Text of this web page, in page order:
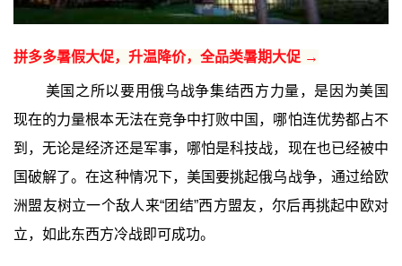
拼多多暑假大促，升温降价，全品类暑期大促 →
美国之所以要用俄乌战争集结西方力量，是因为美国
现在的力量根本无法在竞争中打败中国，哪怕连优势都占不
到，无论是经济还是军事，哪怕是科技战，现在也已经被中
国破解了。在这种情况下，美国要挑起俄乌战争，通过给欧
洲盟友树立一个敌人来“团结”西方盟友，尔后再挑起中欧对
立，如此东西方冷战即可成功。